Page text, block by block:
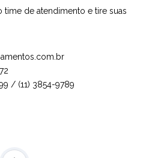
de atendimento e tire suas
/ (11) 3854-9789